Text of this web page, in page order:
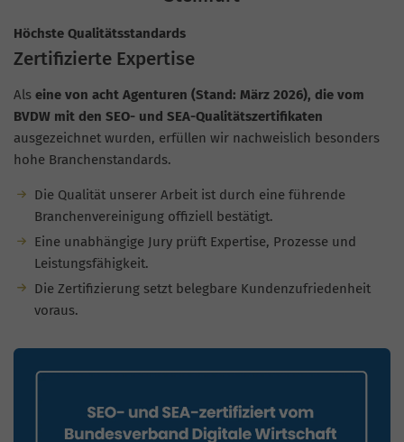
Höchste Qualitätsstandards
Zertifizierte Expertise
Als eine von acht Agenturen (Stand: März 2026), die vom
BVDW mit den SEO- und SEA-Qualitätszertifikaten
ausgezeichnet wurden, erfüllen wir nachweislich besonders
hohe Branchenstandards.
Die Qualität unserer Arbeit ist durch eine führende
Branchenvereinigung offiziell bestätigt.
Eine unabhängige Jury prüft Expertise, Prozesse und
Leistungsfähigkeit.
Die Zertifizierung setzt belegbare Kundenzufriedenheit
voraus.